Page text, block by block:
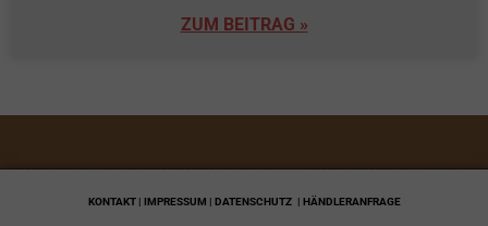
ZUM BEITRAG »
KONTAKT | IMPRESSUM | DATENSCHUTZ | HÄNDLERANFRAGE